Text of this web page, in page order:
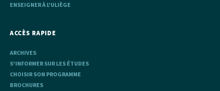
ENSEIGNER À L'ULIÈGE
ACCÈS RAPIDE
ARCHIVES
S'INFORMER SUR LES ÉTUDES
CHOISIR SON PROGRAMME
BROCHURES